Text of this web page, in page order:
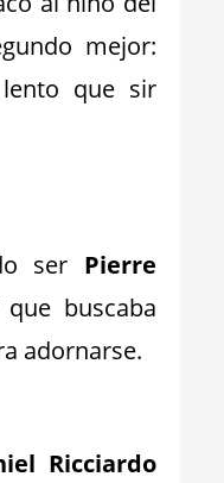
mejor:
que sir
ser Pierre
buscaba
adornarse.
Ricciardo